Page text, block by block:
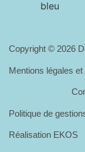
Copyright © 2026
Mentions légales
Politique de
Réalisation EKOS